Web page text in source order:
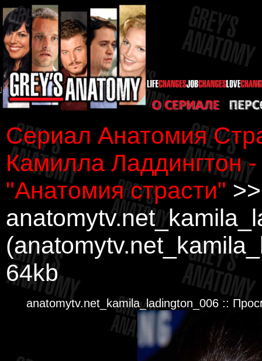
Сериал Анатомия
Камилла Ладдингтон
"Анатомия страсти" >>
64kb
anatomytv.net_kamila_ladington_006 ::